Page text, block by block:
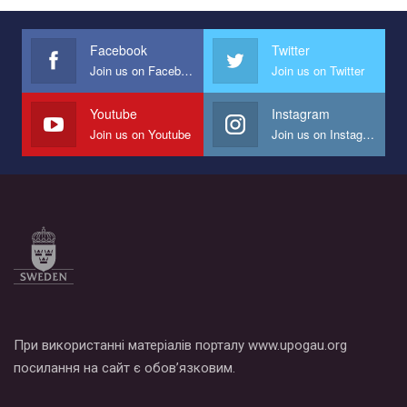
представляющий программу развития организации.
Мы просим вас поддержать нас и помочь нам реализовать
наш план по борьбе с насилием и дискриминацией на почве
СОГИ в Украине.
Все, что вам нужно сделать - это зайти на наш канал YouTube
по этой ссылке и поставить лайк под видео.
Facebook
Join us on Facebook
Twitter
Join us on Twitter
Youtube
Join us on Youtube
Instagram
Join us on Instagram
При використанні матеріалів порталу www.upogau.org
посилання на сайт є обов’язковим.